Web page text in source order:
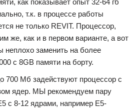
как показывает опыт 32-64 гб
т.к. в процессе работы
не только REVIT. Процессор,
же, как и в первом варианте, а вот
неплохо заменить на более
c 8GB памяти на борту.
700 Мб задействуют процессор с
ядер. МЫ рекомендуем пару
с 8-12 ядрами, например E5-